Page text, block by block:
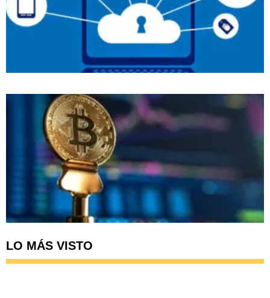
LO MÁS VISTO